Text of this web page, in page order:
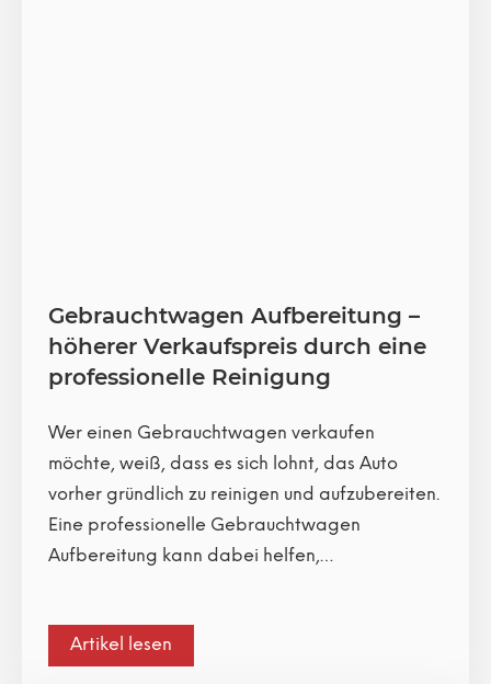
Gebrauchtwagen Aufbereitung –
höherer Verkaufspreis durch eine
professionelle Reinigung
Wer einen Gebrauchtwagen verkaufen
möchte, weiß, dass es sich lohnt, das Auto
vorher gründlich zu reinigen und aufzubereiten.
Eine professionelle Gebrauchtwagen
Aufbereitung kann dabei helfen,…
Artikel lesen